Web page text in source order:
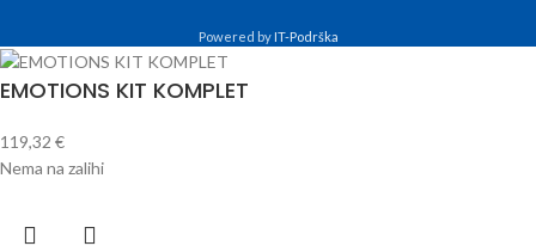
Powered byIT-Podrška
EMOTIONS KIT KOMPLET
119,32 €
Nema na zalihi